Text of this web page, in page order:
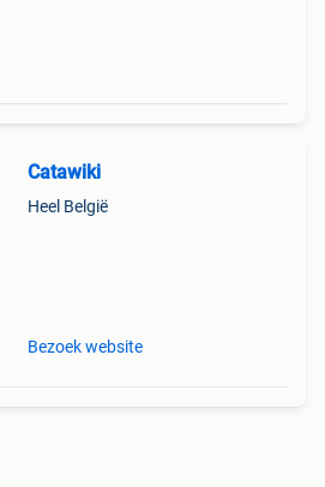
Catawiki
Heel België
Bezoek website